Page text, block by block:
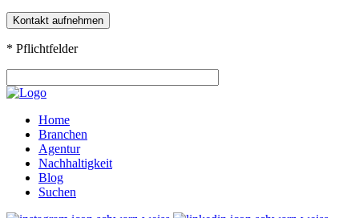
* Pflichtfelder
Home
Branchen
Agentur
Nachhaltigkeit
Blog
Suchen